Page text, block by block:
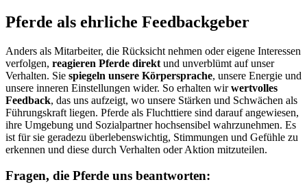
Pferde als ehrliche Feedbackgeber
Anders als Mitarbeiter, die Rücksicht nehmen oder eigene Interessen
verfolgen, reagieren Pferde direkt und unverblümt auf unser
Verhalten. Sie spiegeln unsere Körpersprache, unsere Energie und
unsere inneren Einstellungen wider. So erhalten wirwertvolles
Feedback, das uns aufzeigt, wo unsere Stärken und Schwächen als
Führungskraft liegen. Pferde als Fluchttiere sind darauf angewiesen,
ihre Umgebung und Sozialpartner hochsensibel wahrzunehmen. Es
ist für sie geradezu überlebenswichtig, Stimmungen und Gefühle zu
erkennen und diese durch Verhalten oder Aktion mitzuteilen.
Fragen, die Pferde uns beantworten: